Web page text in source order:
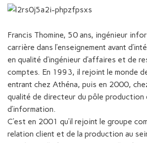
Francis Thomine, 50 ans, ingénieur
carrière dans l’enseignement avant
en qualité d’ingénieur d’affaires et de
comptes. En 1993, il rejoint le monde de
entrant chez Athéna, puis en 2000,
qualité de directeur du pôle production
d’information.
C’est en 2001 qu’il rejoint le groupe
relation client et de la production au